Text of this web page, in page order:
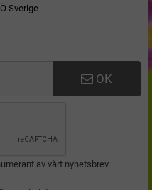
Sverige
OK
av vårt nyhetsbrev